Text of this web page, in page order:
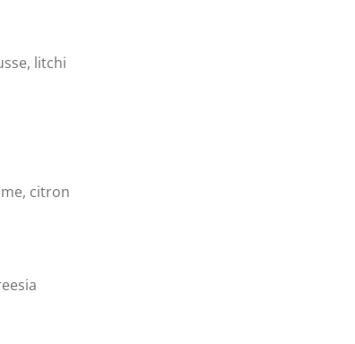
litchi
citron